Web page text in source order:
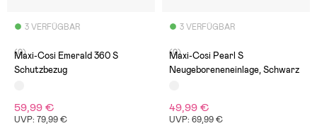
3 VERFÜGBAR
(0)
Maxi-Cosi Emerald 360 S
Schutzbezug
59,99 €
UVP: 79,99 €
3 VERFÜGBAR
(0)
Maxi-Cosi Pearl S
Neugeboreneneinlage, Schwarz
49,99 €
UVP: 69,99 €